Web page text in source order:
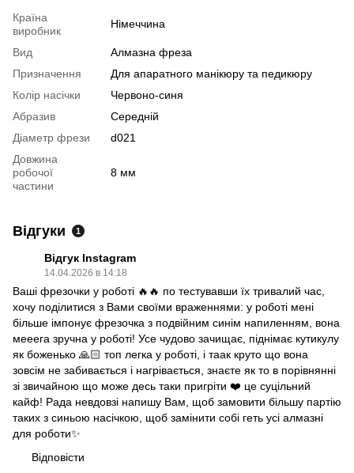
Країна
виробник
Німеччина
Вид
Алмазна фреза
Призначення
Для апаратного манікюру та педикюру
Колір насічки
Червоно-синя
Абразив
Середній
Діаметр фрези
d021
Довжина
робочої
частини
8 мм
Відгуки 1
Відгук Instagram
14.04.2026 в 14:18
Ваші фрезочки у роботі 🔥🔥 по тестувавши їх тривалий час,
хочу поділитися з Вами своїми враженнями: у роботі мені
більше імпонує фрезочка з подвійним синім напиленням, вона
мееега зручна у роботі! Усе чудово зачищає, піднімає кутикулу
як боженько 🙏🏻 топ легка у роботі, і таак круто що вона
зовсім не забивається і нагрівається, знаєте як то в порівнянні
зі звичайною що може десь таки пригріти ❤️ це суцільний
кайф! Рада невдовзі напишу Вам, щоб замовити більшу партію
таких з синьою насічкою, щоб замінити собі геть усі алмазні
для роботи✨
Відповісти